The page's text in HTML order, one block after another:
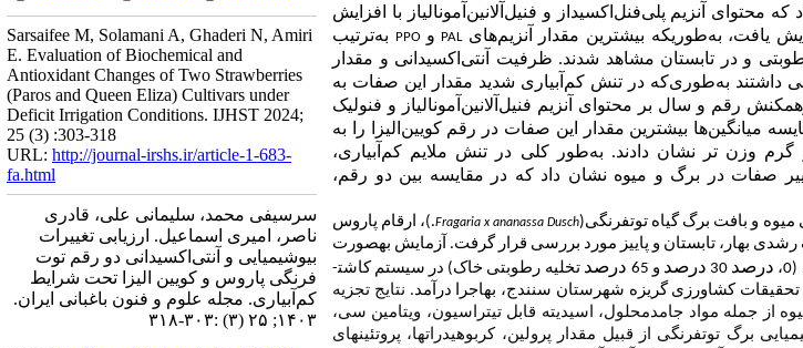
محتوای آنزیم پلی‌‌فنل‌‌اکسیداز و فنیل‌‌آلانین‌‌آمونالیاز با افزایش
یافت، به‌‌طوریکه بیشترین مقدار آنزیم‌‌هایPAL وPPO
به‌‌ترتیب
بر میلی‌‌گرم) در تیمار 65 درصد تخلیه‌‌رطوبتی و در تابستان مشاهد شدند. ظرفیت آنتی‌‌اکسیدانی و مقدار
داشتند به‌‌طوریکه در تنش کم‌‌آبیاری شدید مقدار این صفات به
برهمکنش رقم و سال بر محتوای آنزیم فنیل‌‌آلانین‌‌آمونالیاز و فنولیک
میانگین‌‌ها بیشترین مقدار این صفات در رقم کویین‌‌الیزا را به
گرم وزن تر نشان دادند. به‌‌طور کلی در تنش ملایم کم‌‌آبیاری،
صفات در برگ و میوه نشان داد که در مقایسه بین دو رقم،
میوه و بافت برگ گیاه توت­فرنگی(Fragaria x ananassa Dusch
.)، ارقام پاروس
بهار، تابستان و پاییز مورد بررسی قرار گرفت. آزمایش به­صورت
درصد درصد و 65 درصدتخلیه رطوبتی خاک) در سیستم کاشت­
کشاورزی گریزه شهرستان سنندج، به­اجرا درآمد. نتایج تجزیه
از جمله مواد جامدمحلول، اسیدیته قابل تیتراسیون، ویتامین سی،
برگ توت­فرنگی از قبیل مقدار پرولین، کربوهیدرات­ها، پروتئین­های
Sarsaifee M, Solamani A, Ghaderi N, Amiri
E. Evaluation of Biochemical and
Antioxidant Changes of Two Strawberries
(Paros and Queen Eliza) Cultivars under
Deficit Irrigation Conditions. IJHST 2024;
25 (3) :303-318
URL: http://journal-irshs.ir/article-1-683-
fa.html
سرسیفی محمد، سلیمانی علی، قادری
ناصر، امیری اسماعیل. ارزیابی تغییرات
بیوشیمیایی و آنتی‌‌اکسیدانی دو رقم توت
فرنگی پاروس و کویین الیزا تحت شرایط
کم‌‌آبیاری. مجله علوم و فنون باغبانی ایران.
۱۴۰۳; ۲۵ (۳) :۳۰۳-۳۱۸